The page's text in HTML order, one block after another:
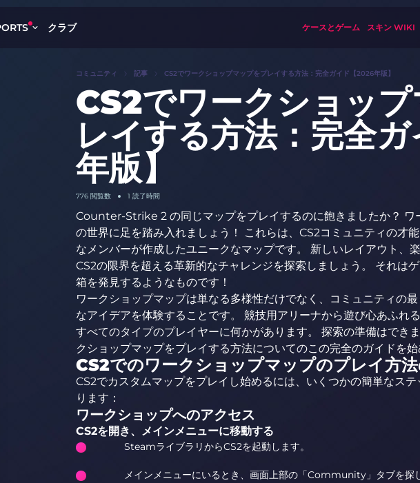
クラブ ケースとゲーム スキン WIKI
コミュニティ 記事 CS2でワークショップマップをプレイする方法：完全ガイド【2026年版】
CS2でワークショッ
レイする方法：完全
年版】
776閲覧数 1 読了時間
Counter-Strike 2 の同じマップをプレイするのに飽きましたか？ ワ
の世界に足を踏み入れましょう！ これらは、CS2コミュニティの才
なメンバーが作成したユニークなマップです。 新しいレイアウト、楽
CS2の限界を超える革新的なチャレンジを探索しましょう。 それは
箱を発見するようなものです！
ワークショップマップは単なる多様性だけでなく、コミュニティの
なアイデアを体験することです。 競技用アリーナから遊び心あふれ
すべてのタイプのプレイヤーに何かがあります。 探索の準備はでき
クショップマップをプレイする方法についてのこの完全のガイドを始
CS2でのワークショップマップのプレイ方
CS2でカスタムマップをプレイし始めるには、いくつかの簡単なス
ります：
ワークショップへのアクセス
CS2を開き、メインメニューに移動する
SteamライブラリからCS2を起動します。
メインメニューにいるとき、画面上部の「Community」タブを探